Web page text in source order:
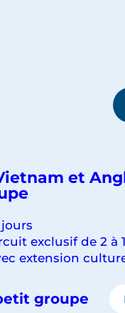
et
jours
exclusif de 2 à
extension
groupe